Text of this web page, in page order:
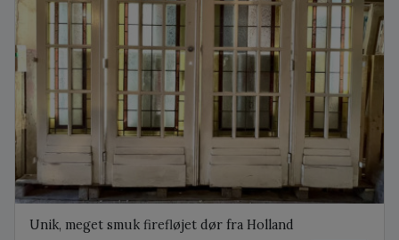
Unik, meget smuk firefløjet dør fra Holland